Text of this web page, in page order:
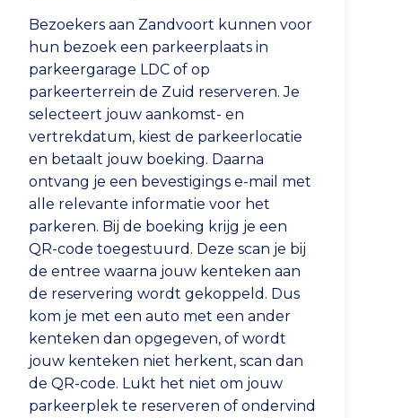
Bezoekers aan Zandvoort kunnen voor
hun bezoek een parkeerplaats in
parkeergarage LDC of op
parkeerterrein de Zuid reserveren. Je
selecteert jouw aankomst- en
vertrekdatum, kiest de parkeerlocatie
en betaalt jouw boeking. Daarna
ontvang je een bevestigings e-mail met
alle relevante informatie voor het
parkeren. Bij de boeking krijg je een
QR-code toegestuurd. Deze scan je bij
de entree waarna jouw kenteken aan
de reservering wordt gekoppeld. Dus
kom je met een auto met een ander
kenteken dan opgegeven, of wordt
jouw kenteken niet herkent, scan dan
de QR-code. Lukt het niet om jouw
parkeerplek te reserveren of ondervind